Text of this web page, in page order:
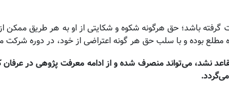
باشد؛ حق هرگونه شکوه و شکایتی از او به هر طریق ممکن
مطلع بوده و با سلب حق هر گونه اعتراضی از خود، در دوره شرکت
نشد، می‌تواند منصرف شده و از ادامه معرفت پژوهی در عرفان
.